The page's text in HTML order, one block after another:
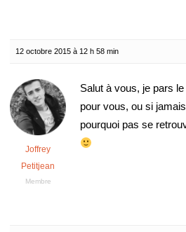
12 octobre 2015 à 12 h 58 min
Joffrey
Petitjean
Membre
Salut à vous, je pars
pour vous, ou si
pourquoi pas se